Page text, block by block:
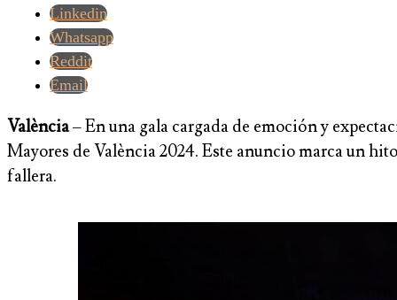
Linkedin
Whatsapp
Reddit
Email
València– En una gala cargada de emoción y
Mayores de València 2024. Este anuncio marca un
fallera.